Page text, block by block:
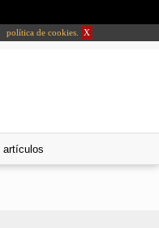
política de cookies X